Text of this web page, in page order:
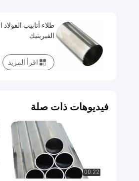
الفيريتيك
اقرأ المزيد
فيديوهات ذات صلة
00:22